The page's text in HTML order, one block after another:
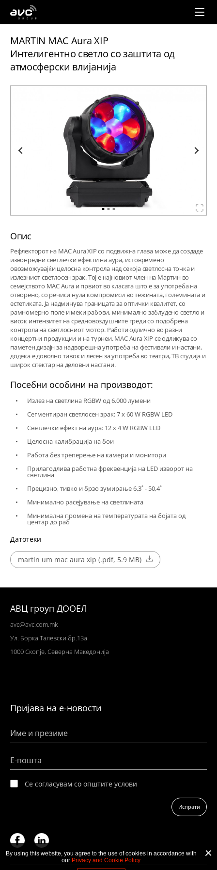
By using this website, you agree to the use of cookies in accordance with
our Privacy and Cookie Policy.
AVC
Group
MARTIN MAC Aura XIP
Интелигентно светло со заштита од
атмосферски влијанија
Опис
Рефлекторот на MAC Aura XIP со подвижна глава може да создаде
извонредни светлечки ефекти на аура, истовремено
овозможувајќи целосна контрола над секоја светлосна точка и
излезниот светлосен зрак. Тој е најновиот член на Мартин во
семејството MAC Aura и првиот во класата што е за употреба на
отворено, со речиси нула компромиси во тежината, големината и
естетиката. Ја надминува границата за оптички квалитет, со
рамномерно поле и меки рабови, минимално заблудено светло и
висок интензитет на средновоздушните греди со подобрена
контрола на светлосниот мотор. Работи одлично во разни
концертни продукции и на турнеи. MAC Aura XIP се одликува со
паметен дизајн за надворешна употреба на фестивали и настани,
додека е доволно тивок и лесен за употреба во театри, ТВ студија и
широк спектар на деловни настани.
Посебни особини на производот:
Излез на светлина RGBW од 6.000 лумени
Сегментиран светлосен зрак: 7 x 60 W RGBW LED
Светлечки ефект на аура: 12 x 4 W RGBW LED
Целосна калибрација на бои
Работа без треперење на камери и монитори
Прилагодлива работна фреквенција на LED изворот на
светлина
Прецизно, тивко и брзо зумирање 6,3˚ - 50,4˚
Минимално расејување на светлината
Минимална промена на температурата на бојата од
центар до раб
Датотеки
martin um mac aura xip (.pdf, 5.9 MB)
АВЦ гроуп ДООЕЛ
avc@avc.com.mk
Ул. Борка Талевски бр.13а
1000 Скопје, Северна Македонија
Пријава на е-новости
Име и презиме
Е-пошта
Се согласувам со општите услови
Испрати